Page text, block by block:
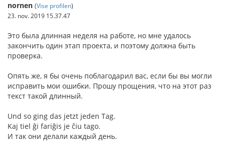
nornen (Vise profilen)
23. nov. 2019 15.37.47
Это была длинная неделя на работе, но мне удалось
закончить один этап проекта, и поэтому должна быть
проверка.
Опять же, я бы очень поблагодарил вас, если бы вы могли
исправить мои ошибки. Прошу прощения, что на этот раз
текст такой длинный.
Und so ging das jetzt jeden Tag.
Kaj tiel ĝi fariĝis je ĉiu tago.
И так они делали каждый день.